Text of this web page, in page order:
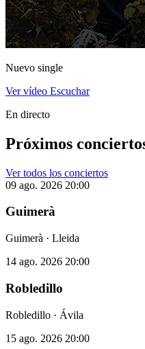
Nuevo single
Ver vídeo Escuchar
En directo
Próximos
Ver todos los conciertos
09 ago. 2026 20:00
Guimerà
Guimerà · Lleida
14 ago. 2026 20:00
Robledillo
Robledillo · Ávila
15 ago. 2026 20:00